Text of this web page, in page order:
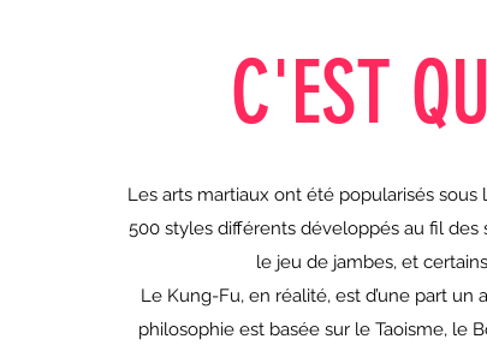
C'EST
Les arts martiaux ont été popularisés
500 styles différents développés au fil des
le jeu de jambes, et
Le Kung-Fu, en réalité, est d’une part
philosophie est basée sur le Taoisme, le